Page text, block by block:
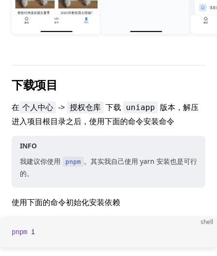
下载项目
在 个人中心 -> 授权仓库 下载 uniapp
版本，解压
进入项目根目录之后，使用下面的命令安装命令
INFO
我建议你使用
pnpm 。其实我自己使用 yarn 安装也是可行
的。
使用下面的命令初始化安装依赖
shell
pnpm i